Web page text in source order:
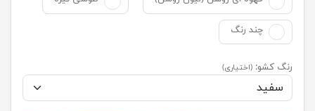
چند رنگ
رنگ کشو: (اختیاری)